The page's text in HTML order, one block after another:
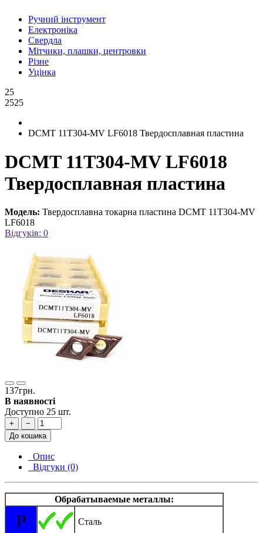
Ручний інструмент
Електроніка
Свердла
Мітчики, плашки, центровки
Різне
Уцінка
25
2525
DCMT 11T304-MV LF6018 Твердосплавная пластина
DCMT 11T304-MV LF6018
Твердосплавная пластина
Модель: Твердосплавна токарна пластина DCMT 11T304-MV
LF6018
Відгуків: 0
137грн.
В наявності
Доступно 25 шт.
+
−
До кошика
Опис
Відгуки (0)
Обрабатываемые металлы:
P Сталь